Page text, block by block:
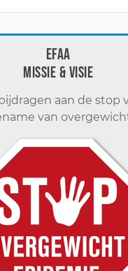
EFAA
Missie & visie
bijdragen aan de stop
van